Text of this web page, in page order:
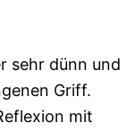
sehr dünn und
Griff.
mit